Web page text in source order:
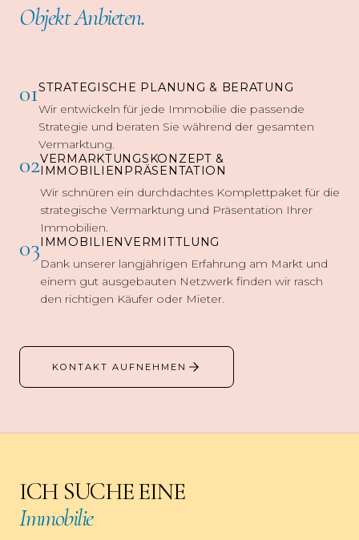
Objekt Anbieten.
01STRATEGISCHE PLANUNG & BERATUNG
Wir entwickeln für jede Immobilie die passende
Strategie und beraten Sie während der gesamten
Vermarktung.
02VERMARKTUNGSKONZEPT &
IMMOBILIENPRÄSENTATION
Wir schnüren ein durchdachtes Komplettpaket für die
strategische Vermarktung und Präsentation Ihrer
Immobilien.
03 IMMOBILIENVERMITTLUNG
Dank unserer langjährigen Erfahrung am Markt und
einem gut ausgebauten Netzwerk finden wir rasch
den richtigen Käufer oder Mieter.
KONTAKT AUFNEHMEN
ICH SUCHE EINE
Immobilie